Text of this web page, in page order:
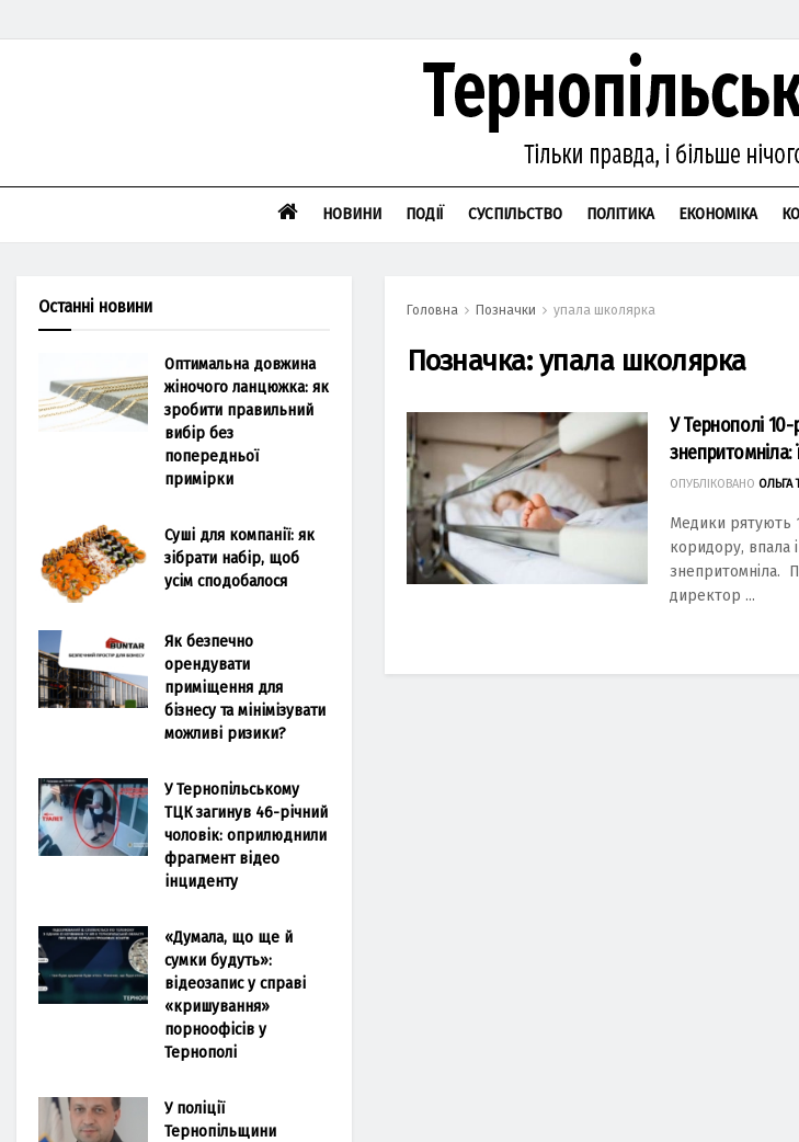
НОВИНИ ПОДІЇ СУСПІЛЬСТВО ПОЛІТИКА ЕКОНОМІКА
Головна Позначки упала школярка
Позначка:упала школярка
У Тернополі 10-
знепритомніла:
ОПУБЛІКОВАНО ОЛЬГА
Медики рятують
коридору, впала
знепритомніла.
директор ...
Останні новини
Оптимальна довжина
жіночого ланцюжка: як
зробити правильний
вибір без
попередньої
примірки
Суші для компанії: як
зібрати набір, щоб
усім сподобалося
Як безпечно
орендувати
приміщення для
бізнесу та мінімізувати
можливі ризики?
У Тернопільському
ТЦК загинув 46-річний
чоловік: оприлюднили
фрагмент відео
інциденту
«Думала, що ще й
сумки будуть»:
відеозапис у справі
«кришування»
порноофісів у
Тернополі
У поліції
Тернопільщини